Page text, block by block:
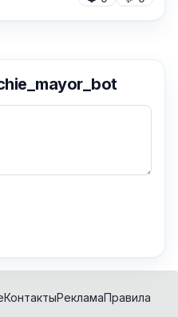
антиспам
КонтактыРекламаПравила